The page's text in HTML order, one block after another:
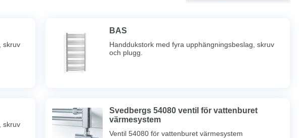
skruv
BAS
Handdukstork med fyra upphängningsbeslag, skruv
och plugg.
skruv
Svedbergs 54080 ventil för vattenburet
värmesystem
Ventil 54080 för vattenburet värmesystem